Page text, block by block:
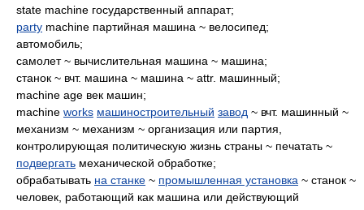
state machine государственный аппарат;
party machine партийная машина ~ велосипед;
автомобиль;
самолет ~ вычислительная машина ~ машина;
станок ~ вчт. машина ~ машина ~ attr. машинный;
machine age век машин;
machine works машиностроительный завод ~ вчт. машинный ~
механизм ~ механизм ~ организация или партия,
контролирующая политическую жизнь страны ~ печатать ~
подвергать механической обработке;
обрабатывать на станке ~ промышленная установка ~ станок ~
человек, работающий как машина или действующий